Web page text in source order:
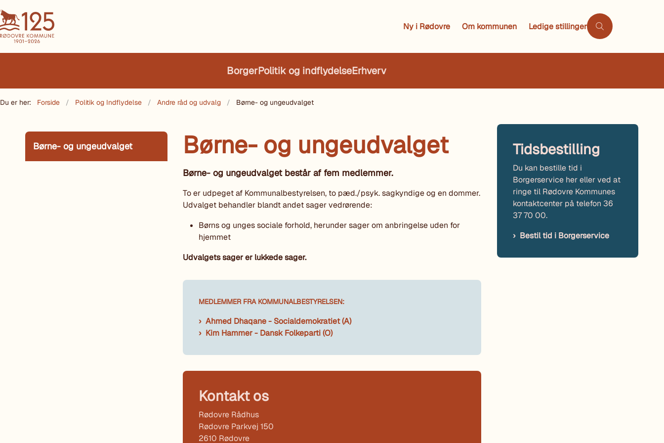
Ny i Rødovre Om kommunen Ledige stillinger
BorgerPolitik og indflydelseErhverv
Du er her: Forside Politik og Indflydelse Andre råd og udvalg Børne- og ungeudvalget
Børne- og ungeudvalget Børne- og ungeudvalget
Børne- og ungeudvalget består af fem medlemmer.
To er udpeget af Kommunalbestyrelsen, to pæd./psyk. sagkyndige og en dommer.
Udvalget behandler blandt andet sager vedrørende:
Børns og unges sociale forhold, herunder sager om anbringelse uden for
hjemmet
Udvalgets sager er lukkede sager.
MEDLEMMER FRA KOMMUNALBESTYRELSEN:
Ahmed Dhaqane - Socialdemokratiet (A)
Kim Hammer - Dansk Folkeparti (O)
Kontakt os
Rødovre Rådhus
Rødovre Parkvej 150
2610 Rødovre
Tidsbestilling
Du kan bestille tid i
Borgerservice her eller ved at
ringe til Rødovre Kommunes
kontaktcenter på telefon 36
37 70 00.
Bestil tid i Borgerservice